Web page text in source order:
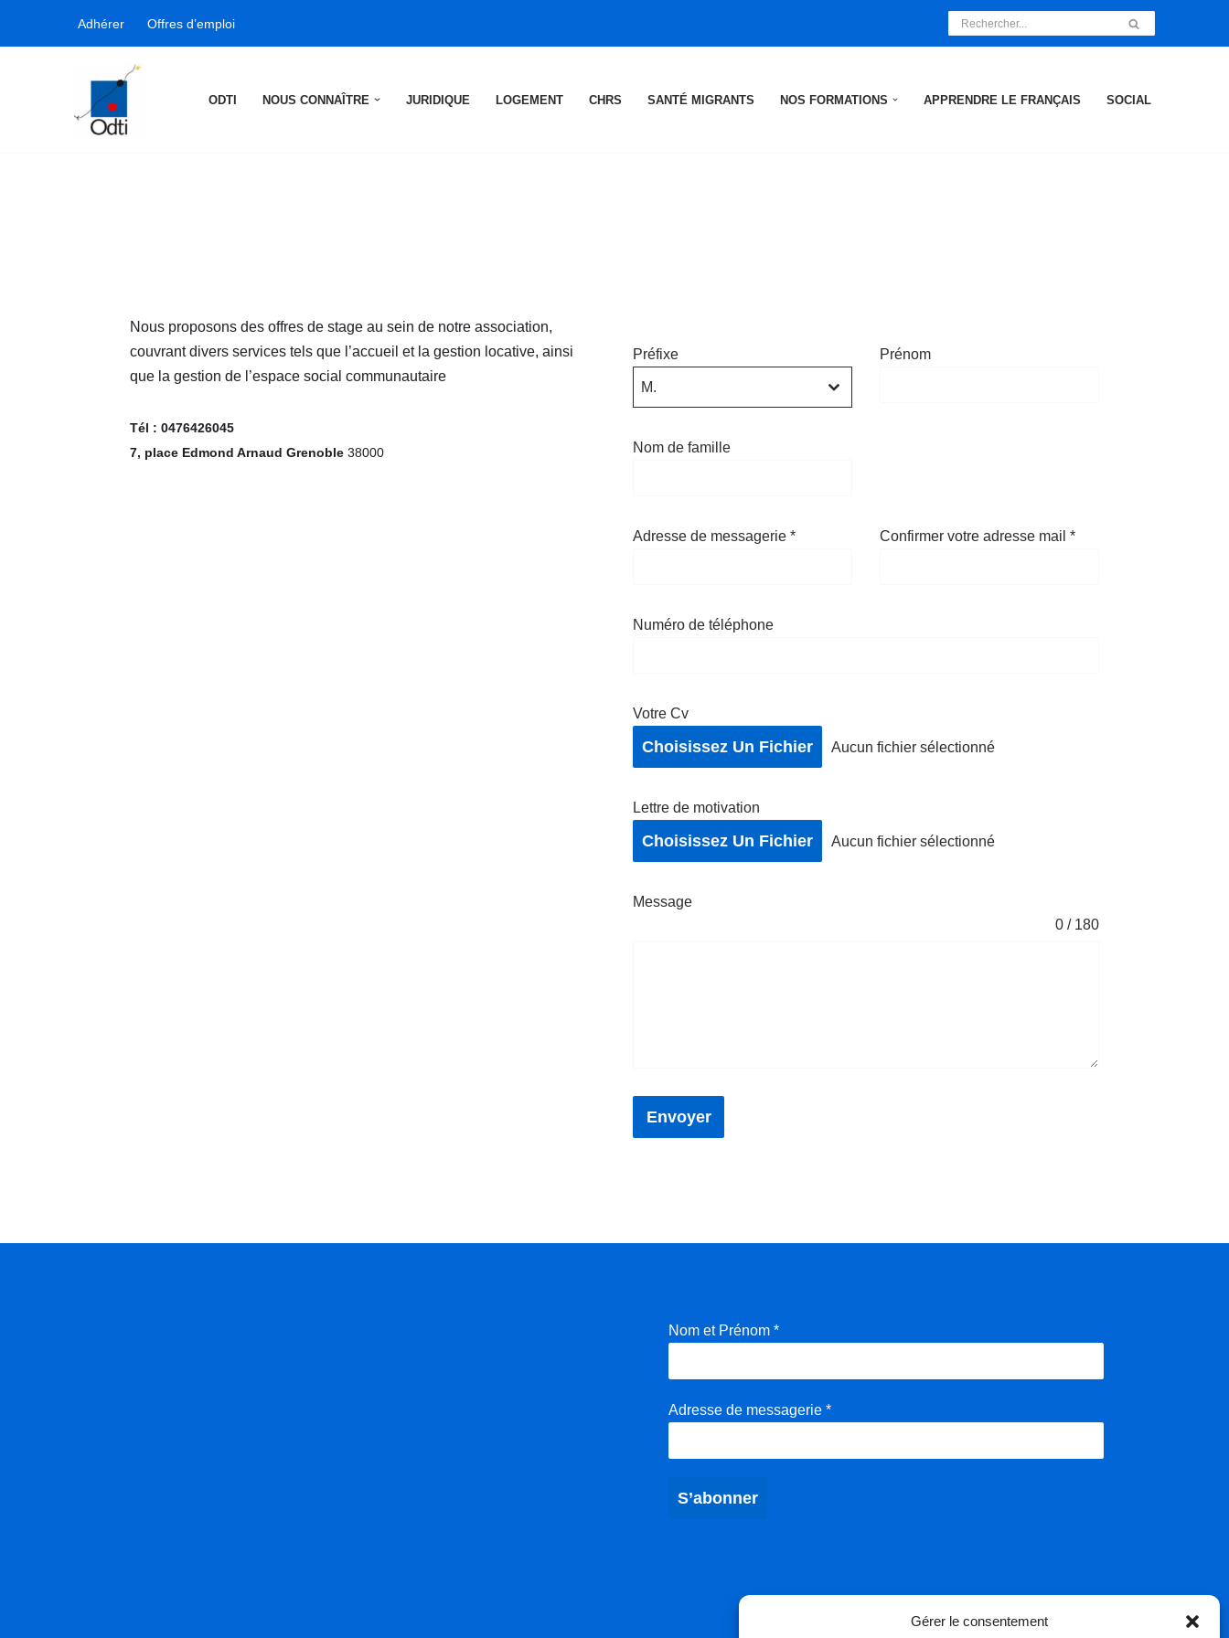
Gérer le consentement
Aller
Adhérer Offres d’emploi
ODTI NOUS CONNAÎTRE JURIDIQUE LOGEMENT CHRS SANTÉ MIGRANTS NOS FORMATIONS APPRENDRE LE FRANÇAIS SOCIAL
Nous proposons des offres de stage au sein de notre association,
couvrant divers services tels que l’accueil et la gestion locative, ainsi
que la gestion de l’espace social communautaire
Tél : 0476426045
7, place Edmond Arnaud Grenoble 38000
Préfixe
M.
Prénom
Nom de famille
Adresse de messagerie * Confirmer votre adresse mail *
Numéro de téléphone
Votre Cv
Choisissez Un Fichier Aucun fichier sélectionné
Lettre de motivation
Choisissez Un Fichier Aucun fichier sélectionné
Message
0 / 180
Envoyer
Nom et Prénom *
Adresse de messagerie *
S’abonner